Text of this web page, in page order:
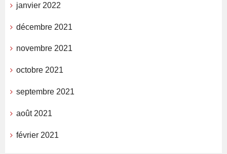
janvier 2022
décembre 2021
novembre 2021
octobre 2021
septembre 2021
août 2021
février 2021